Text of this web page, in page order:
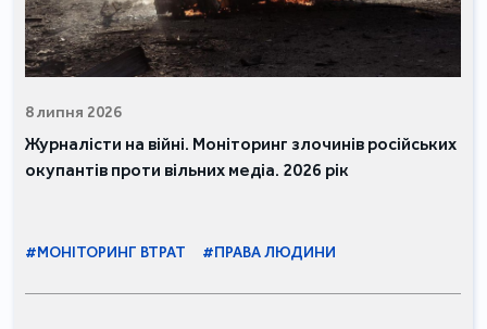
8 липня 2026
Журналісти на війні. Моніторинг злочинів російських
окупантів проти вільних медіа. 2026 рік
#МОНІТОРИНГ ВТРАТ #ПРАВА ЛЮДИНИ